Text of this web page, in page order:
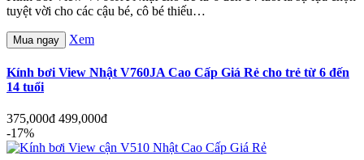
tuyệt vời cho các cậu bé, cô bé thiếu…
Mua ngay Xem
Kính bơi View Nhật V760JA Cao Cấp Giá Rẻ cho trẻ từ 6 đến
14 tuổi
375,000đ 499,000đ
-17%